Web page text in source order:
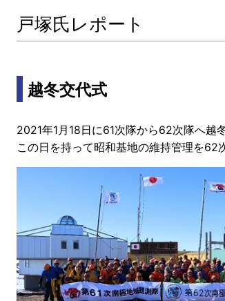
戸塚氏レポート
越冬交代式
2021年1月18日に61次隊から62次隊へ越
この日を持って昭和基地の維持管理を62